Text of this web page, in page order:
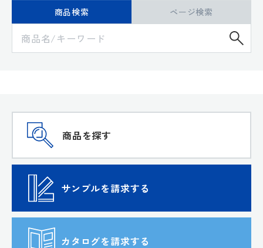
商品検索 ページ検索
商品を探す
サンプルを請求する
カタログを請求する